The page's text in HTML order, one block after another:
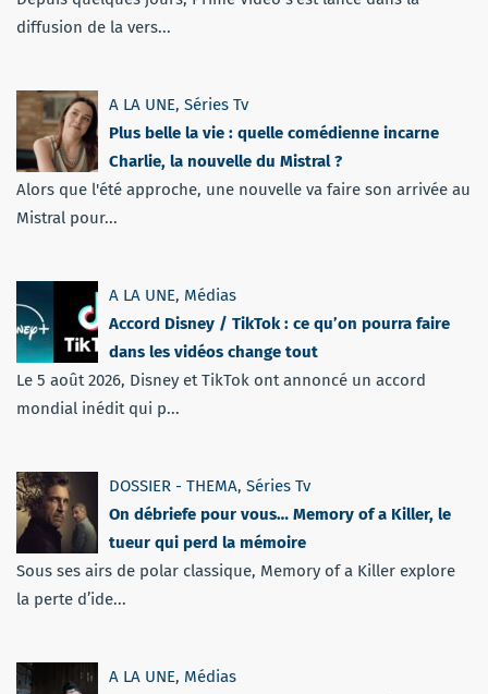
diffusion de la vers...
A LA UNE, Séries Tv
Plus belle la vie : quelle comédienne incarne
Charlie, la nouvelle du Mistral ?
Alors que l'été approche, une nouvelle va faire son arrivée au
Mistral pour...
A LA UNE, Médias
Accord Disney / TikTok : ce qu’on pourra faire
dans les vidéos change tout
Le 5 août 2026, Disney et TikTok ont annoncé un accord
mondial inédit qui p...
DOSSIER - THEMA, Séries Tv
On débriefe pour vous… Memory of a Killer, le
tueur qui perd la mémoire
Sous ses airs de polar classique, Memory of a Killer explore
la perte d’ide...
A LA UNE, Médias